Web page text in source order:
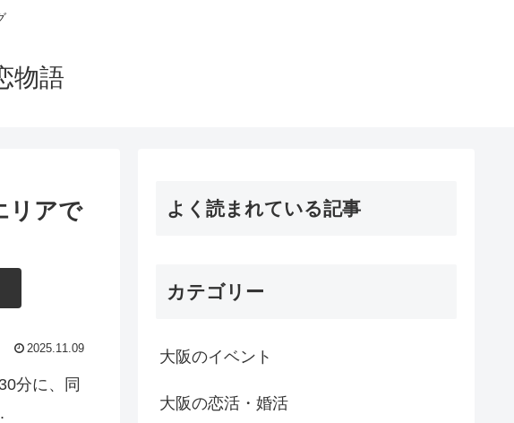
物語
リアで
2025.11.09
分に、同
よく読まれている記事
カテゴリー
大阪のイベント
大阪の恋活・婚活